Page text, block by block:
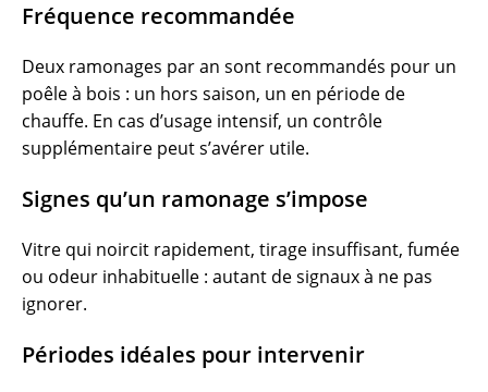
Fréquence recommandée
Deux ramonages par an sont recommandés pour un
poêle à bois : un hors saison, un en période de
chauffe. En cas d’usage intensif, un contrôle
supplémentaire peut s’avérer utile.
Signes qu’un ramonage s’impose
Vitre qui noircit rapidement, tirage insuffisant, fumée
ou odeur inhabituelle : autant de signaux à ne pas
ignorer.
Périodes idéales pour intervenir